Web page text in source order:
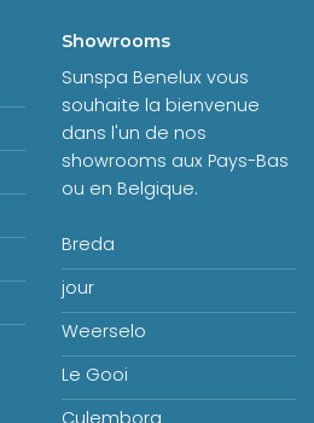
Showrooms
Sunspa Benelux vous
souhaite la bienvenue
dans l'un de nos
showrooms aux Pays-Bas
ou en Belgique.
Breda
jour
Weerselo
Le Gooi